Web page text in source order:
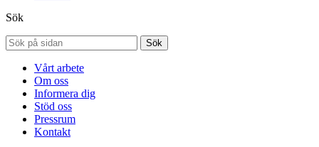
Sök
Sök
Vårt arbete
Om oss
Informera dig
Stöd oss
Pressrum
Kontakt